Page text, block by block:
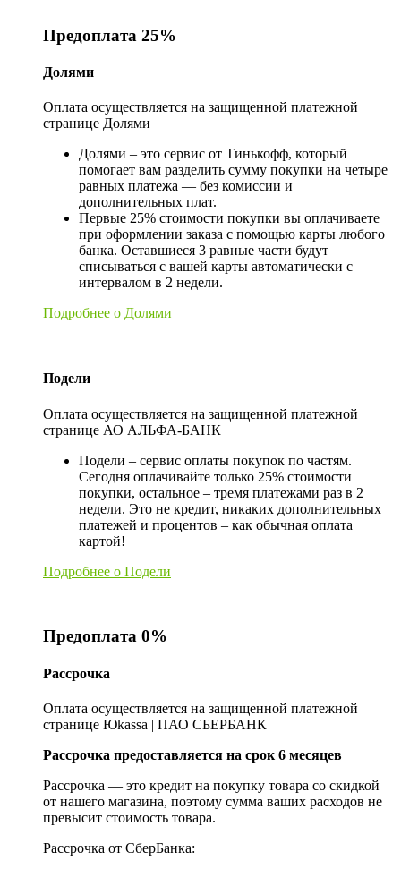
Предоплата 25%
Долями
Оплата осуществляется на защищенной платежной
странице Долями
Долями – это сервис от Тинькофф, который
помогает вам разделить сумму покупки на четыре
равных платежа — без комиссии и
дополнительных плат.
Первые 25% стоимости покупки вы оплачиваете
при оформлении заказа с помощью карты любого
банка. Оставшиеся 3 равные части будут
списываться с вашей карты автоматически с
интервалом в 2 недели.
Подробнее о Долями
Подели
Оплата осуществляется на защищенной платежной
странице АО АЛЬФА-БАНК
Подели – сервис оплаты покупок по частям.
Сегодня оплачивайте только 25% стоимости
покупки, остальное – тремя платежами раз в 2
недели. Это не кредит, никаких дополнительных
платежей и процентов – как обычная оплата
картой!
Подробнее о Подели
Предоплата 0%
Рассрочка
Оплата осуществляется на защищенной платежной
странице Юkassa | ПАО СБЕРБАНК
Рассрочка предоставляется на срок 6 месяцев
Рассрочка — это кредит на покупку товара со скидкой
от нашего магазина, поэтому сумма ваших расходов не
превысит стоимость товара.
Рассрочка от СберБанка: